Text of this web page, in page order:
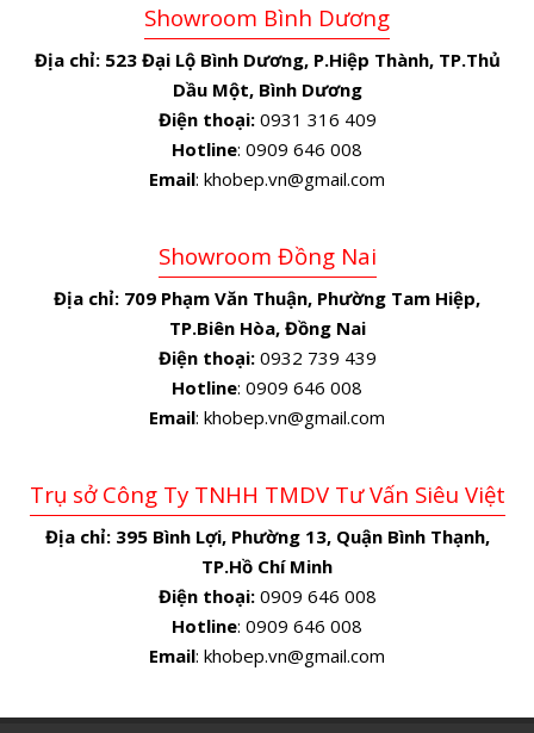
Showroom Bình Dương
Địa chỉ: 523 Đại Lộ Bình Dương, P.Hiệp Thành, TP.Thủ
Dầu Một, Bình Dương
Điện thoại:0931 316 409
Hotline: 0909 646 008
Email: khobep.vn@gmail.com
Showroom Đồng Nai
Địa chỉ: 709 Phạm Văn Thuận, Phường Tam Hiệp,
TP.Biên Hòa, Đồng Nai
Điện thoại:0932 739 439
Hotline: 0909 646 008
Email: khobep.vn@gmail.com
Trụ sở Công Ty TNHH TMDV Tư Vấn Siêu Việt
Địa chỉ: 395 Bình Lợi, Phường 13, Quận Bình Thạnh,
TP.Hồ Chí Minh
Điện thoại:0909 646 008
Hotline: 0909 646 008
Email: khobep.vn@gmail.com